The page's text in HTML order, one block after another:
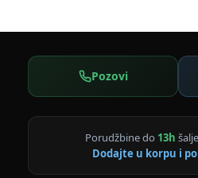
Pozovi
Porudžbine do 13h
Dodajte u korpu i